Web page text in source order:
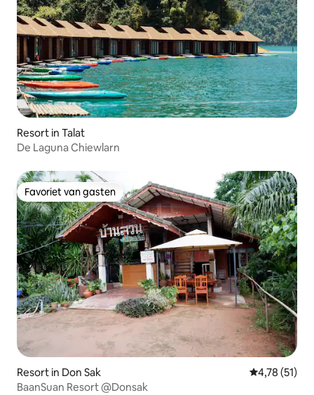
Resort in Talat
De Laguna Chiewlarn
Favoriet van gasten
Favoriet van gasten
Resort in Don Sak Gemiddelde
4,78 (51)
BaanSuan Resort @Donsak